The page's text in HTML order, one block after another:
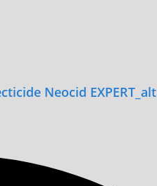
Neocid EXPERT_alt